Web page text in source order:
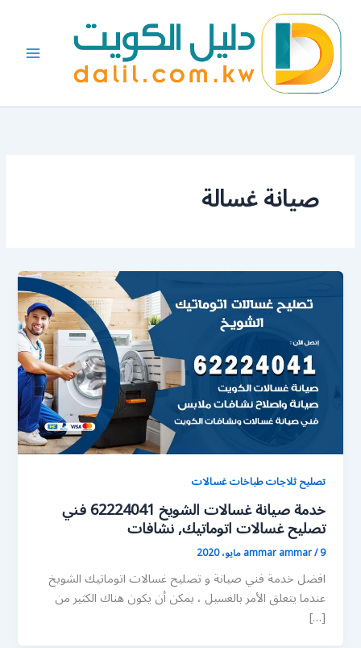
المحتوى
صيانة غسالة
تصليح ثلاجات طباخات غسالات
خدمة صيانة غسالات الشويخ 62224041 فني
تصليح غسالات اتوماتيك, نشافات
ammar ammar/9 مايو، 2020
افضل خدمة فني صيانة و تصليح غسالات اتوماتيك الشويخ
عندما يتعلق الأمر بالغسيل ، يمكن أن يكون هناك الكثير من
[…]